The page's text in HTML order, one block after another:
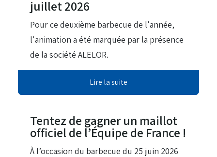
juillet 2026
Pour ce deuxième barbecue de l'année,
l'animation a été marquée par la présence
de la société ALELOR.
Lire la suite
23 Jui 2026
Tentez de gagner un maillot
officiel de l’Équipe de France !
À l’occasion du barbecue du 25 juin 2026